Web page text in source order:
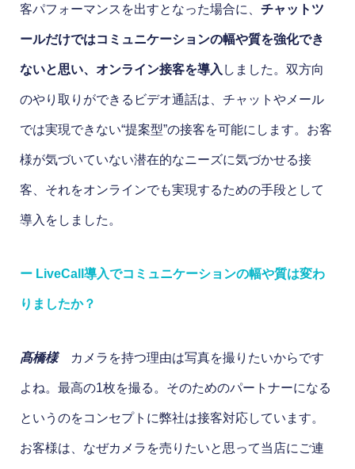
客パフォーマンスを出すとなった場合に、 チャットツ
ールだけではコミュニケーションの幅や質を強化でき
ないと思い、オンライン接客を導入 しました。双方向
のやり取りができるビデオ通話は、チャットやメール
では実現できない“提案型”の接客を可能にします。お客
様が気づいていない潜在的なニーズに気づかせる接
客、それをオンラインでも実現するための手段として
導入をしました。
ー LiveCall導入でコミュニケーションの幅や質は変わ
りましたか？
髙橋様カメラを持つ理由は写真を撮りたいからです
よね。最高の1枚を撮る。そのためのパートナーになる
というのをコンセプトに弊社は接客対応しています。
お客様は、なぜカメラを売りたいと思って当店にご連